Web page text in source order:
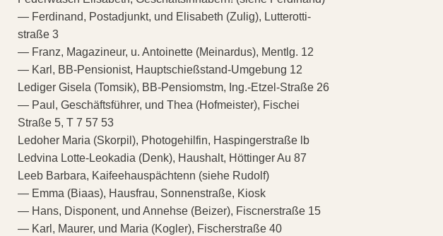
— Ferdinand, Postadjunkt, und Elisabeth (Zulig), Lutterotti-
straße 3
— Franz, Magazineur, u. Antoinette (Meinardus), Mentlg. 12
— Karl, BB-Pensionist, Hauptschießstand-Umgebung 12
Lediger Gisela (Tomsik), BB-Pensiomstm, Ing.-Etzel-Straße 26
— Paul, Geschäftsführer, und Thea (Hofmeister), Fischei
Straße 5, T 7 57 53
Ledoher Maria (Skorpil), Photogehilfin, Haspingerstraße lb
Ledvina Lotte-Leokadia (Denk), Haushalt, Höttinger Au 87
Leeb Barbara, Kaifeehauspächtenn (siehe Rudolf)
— Emma (Biaas), Hausfrau, Sonnenstraße, Kiosk
— Hans, Disponent, und Annehse (Beizer), Fiscnerstraße 15
— Karl, Maurer, und Maria (Kogler), Fischerstraße 40